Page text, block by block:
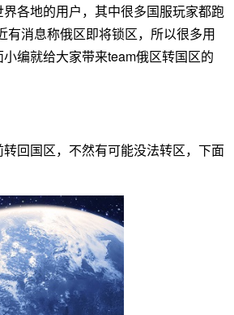
各地的用户，其中很多国服玩家都跑
消息称俄区即将锁区，所以很多用
编就给大家带来team俄区转国区的
回国区，不然有可能没法转区，下面